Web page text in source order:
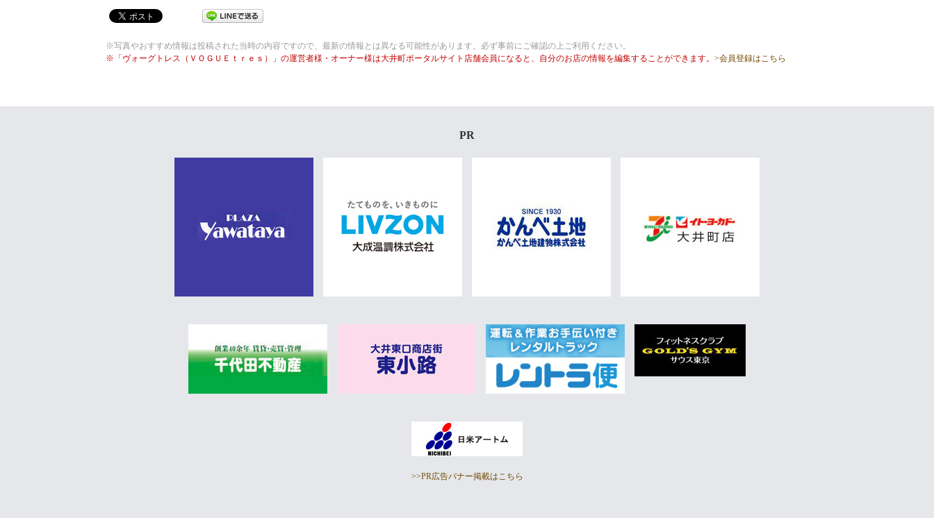
※写真やおすすめ情報は投稿された当時の内容ですので、最新の情報とは異なる可能性があります。必ず事前にご確認の上ご利用ください。
※「ヴォーグトレス（ＶＯＧＵＥｔｒｅｓ）」の運営者様・オーナー様は大井町ポータルサイト店舗会員になると、自分のお店の情報を編集することができます。 >会員登録はこちら
PR
>>PR広告バナー掲載はこちら